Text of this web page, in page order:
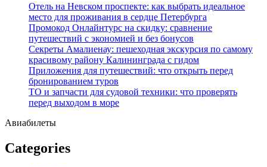
Отель на Невском проспекте: как выбрать идеальное
место для проживания в сердце Петербурга
Промокод Онлайнтурс на скидку: сравнение
путешествий с экономией и без бонусов
Секреты Амалиенау: пешеходная экскурсия по самому
красивому району Калининграда с гидом
Приложения для путешествий: что открыть перед
бронированием туров
ТО и запчасти для судовой техники: что проверять
перед выходом в море
Авиабилеты
Categories